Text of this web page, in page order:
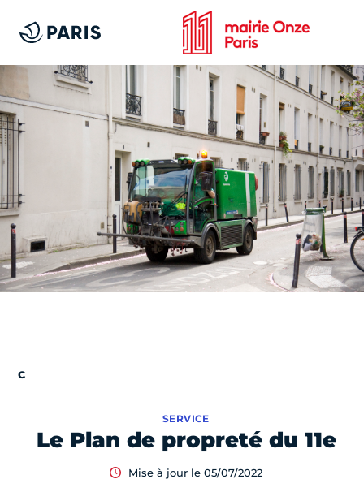
Le Plan de propreté du 11e
SERVICE
Mise à jour le 05/07/2022